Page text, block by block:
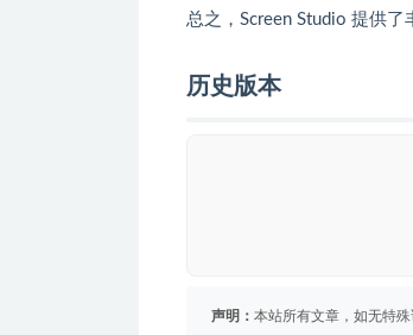
总之，Screen Studio 提供
历史版本
声明： 本站所有文章，如无特